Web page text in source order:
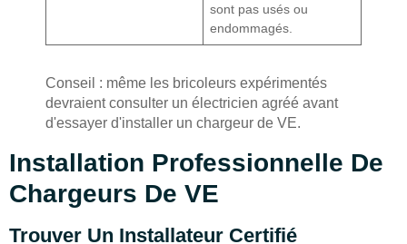
sont pas usés ou
endommagés.
Conseil : même les bricoleurs expérimentés
devraient consulter un électricien agréé avant
d'essayer d'installer un chargeur de VE.
Installation Professionnelle De
Chargeurs De VE
Trouver Un Installateur Certifié